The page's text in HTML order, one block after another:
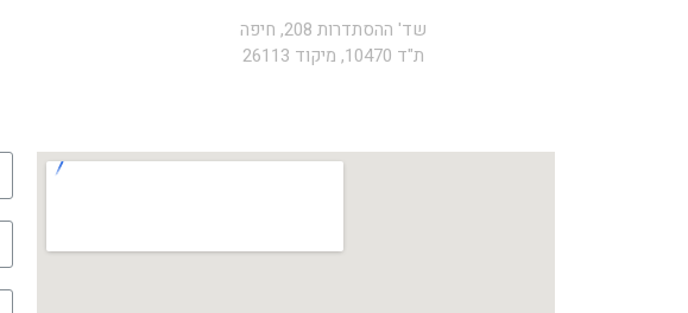
שד' ההסתדרות 208, חיפה
ת"ד 10470, מיקוד 26113